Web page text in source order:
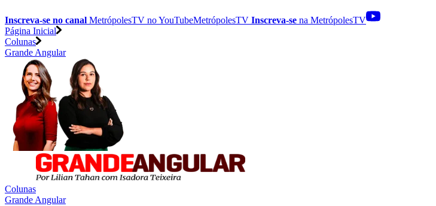
Inscreva-se no canal MetrópolesTV noYouTubeMetrópolesTV Inscreva-se na MetrópolesTV
Página Inicial
Colunas
Grande Angular
Colunas
Grande Angular